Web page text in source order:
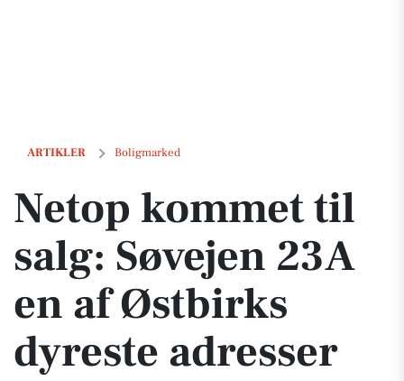
ARTIKLER Boligmarked
Netop kommet til salg: Søvejen 23A en af Østbirks dyreste adresser
Netop kommet til
salg: Søvejen 23A
en af Østbirks
dyreste adresser